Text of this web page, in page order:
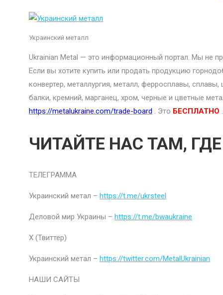
Украинский металл
Ukrainian Metal — это информационный портал. Мы не
Если вы хотите купить или продать продукцию
конвертер, металлургия, металл, ферросплавы,
балки, кремний, марганец, хром, черные и цветные
https://metalukraine.com/trade-board . Это БЕСПЛАТНО .
ЧИТАЙТЕ НАС ТАМ,
ТЕЛЕГРАММА
Украинский метал – https://t.me/ukrsteel
Деловой мир Украины – https://t.me/bwaukraine
Х (Твиттер)
Украинский метал – https://twitter.com/MetalUkrainian
НАШИ САЙТЫ